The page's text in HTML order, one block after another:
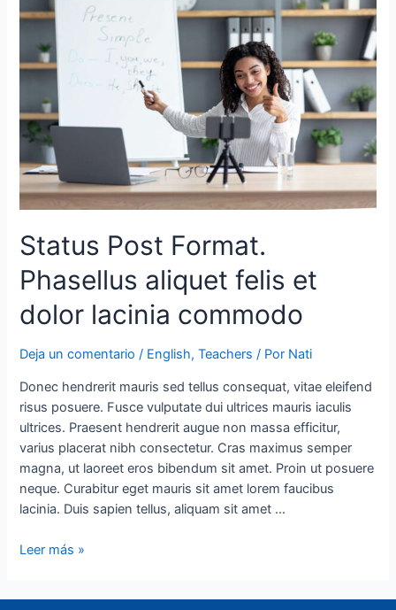
Status Post Format.
Phasellus aliquet felis et
dolor lacinia commodo
Deja un comentario / English,Teachers / Por Nati
Donec hendrerit mauris sed tellus consequat, vitae eleifend
risus posuere. Fusce vulputate dui ultrices mauris iaculis
ultrices. Praesent hendrerit augue non massa efficitur,
varius placerat nibh consectetur. Cras maximus semper
magna, ut laoreet eros bibendum sit amet. Proin ut posuere
neque. Curabitur eget mauris sit amet lorem faucibus
lacinia. Duis sapien tellus, aliquam sit amet …
Leer más »